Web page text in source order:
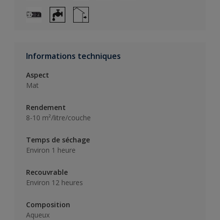
Informations techniques
Aspect
Mat
Rendement
8-10 m²/litre/couche
Temps de séchage
Environ 1 heure
Recouvrable
Environ 12 heures
Composition
Aqueux